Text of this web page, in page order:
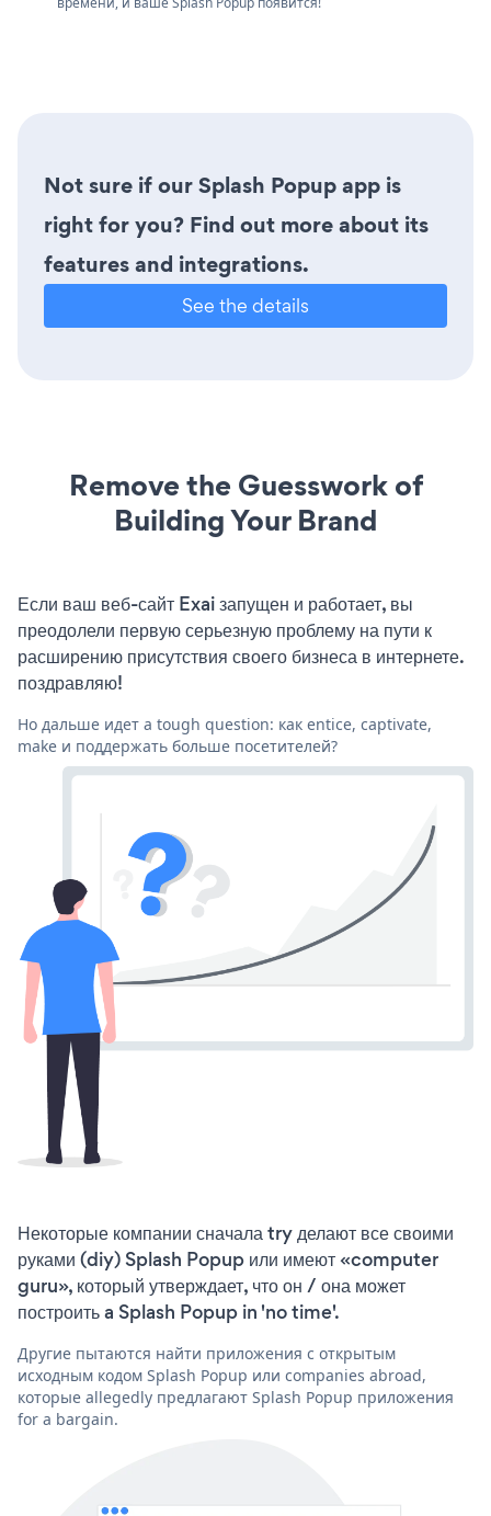
Not sure if our Splash Popup app is
right for you? Find out more about its
features and integrations.
See the details
Remove the Guesswork of
Building Your Brand
Если ваш веб-сайт Exai запущен и работает, вы
преодолели первую серьезную проблему на пути к
расширению присутствия своего бизнеса в интернете.
поздравляю!
Но дальше идет a tough question: как entice, captivate,
make и поддержать больше посетителей?
Некоторые компании сначала try делают все своими
руками (diy) Splash Popup или имеют «computer
guru», который утверждает, что он / она может
построить a Splash Popup in 'no time'.
Другие пытаются найти приложения с открытым
исходным кодом Splash Popup или companies abroad,
которые allegedly предлагают Splash Popup приложения
for a bargain.